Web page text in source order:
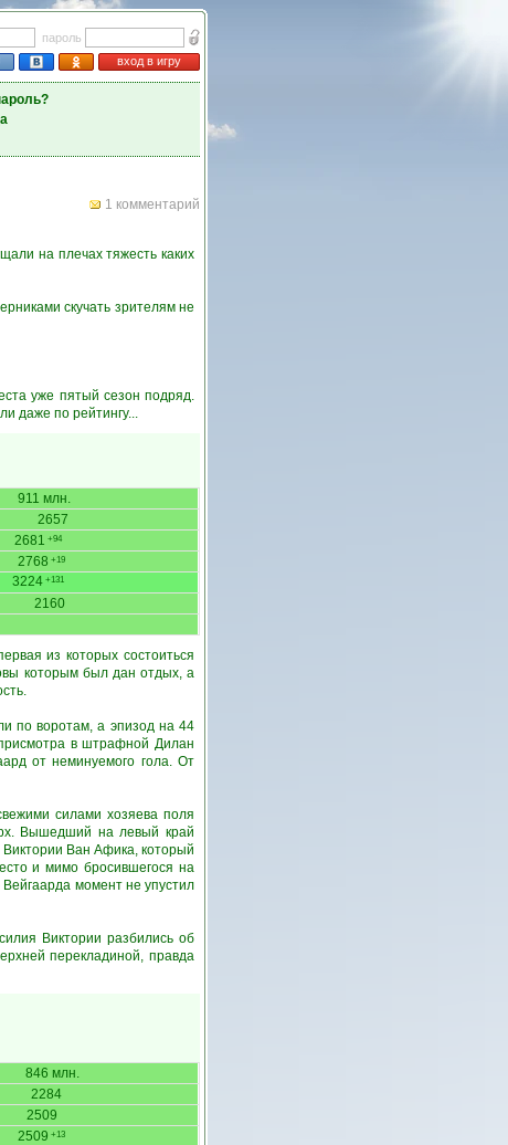
пароль
вход в игру
1 комментарий
на плечах тяжесть каких
скучать зрителям не
уже пятый сезон подряд.
даже по рейтингу...
911 млн.
2657
2681 +94
2768 +19
3224 +131
2160
из которых состоиться
которым был дан отдых, а
по воротам, а эпизод на 44
в штрафной Дилан
от неминуемого гола. От
силами хозяева поля
Вышедший на левый край
Ван Афика, который
и мимо бросившегося на
момент не упустил
Виктории разбились об
перекладиной, правда
846 млн.
2284
2509
2509 +13